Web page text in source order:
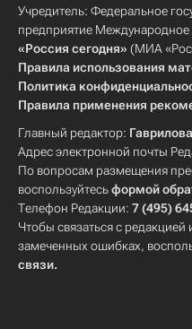
Учредитель: Федеральное
предприятие
«Россия сегодня» (МИА
Правила использования
Политика
Правила применения
Главный редактор:
Адрес электронной почты
По вопросам размещения
воспользуйтесьформой
Телефон Редакции: 7 (495)
Чтобы связаться с
замеченных ошибках,
связи.